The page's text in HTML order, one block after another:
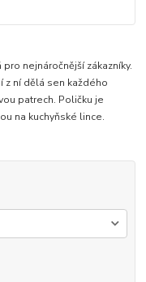
nejnáročnější zákazníky.
z ní dělá sen každého
patrech. Poličku je
na kuchyňské lince.